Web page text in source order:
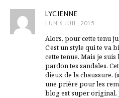
LYCIENNE
LUN 6 JUIL, 2015
Alors, pour cette tenu
C’est un style qui te va
cette tenue. Mais je
pardon tes sandales.
dieux de la chaussure.
une prière pour les
blog est super original.